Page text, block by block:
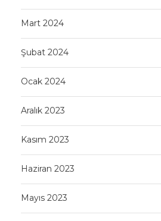
Mart 2024
Şubat 2024
Ocak 2024
Aralık 2023
Kasım 2023
Haziran 2023
Mayıs 2023